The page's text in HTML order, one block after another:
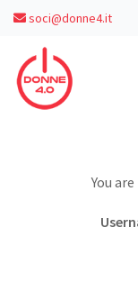
soci@donne4.it
You